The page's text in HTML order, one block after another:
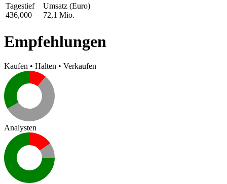
Tagestief
436,000
Umsatz (Euro)
72,1 Mio.
Empfehlungen
Kaufen • Halten • Verkaufen
Analysten